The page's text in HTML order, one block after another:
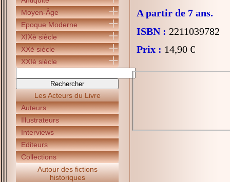
Moyen-Âge
Epoque Moderne
XIXè siècle
XXè siècle
XXIè siècle
Les Acteurs du Livre
Auteurs
Illustrateurs
Interviews
Editeurs
Collections
Autour des fictions
historiques
A partir de 7 ans.
ISBN : 2211039782
Prix : 14,90 €